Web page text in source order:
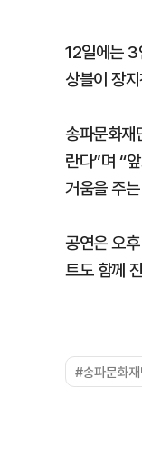
12일에는 3
상블이 장
송파문화재
란다”며 “
거움을 주
공연은 오
트도 함께
#송파문화